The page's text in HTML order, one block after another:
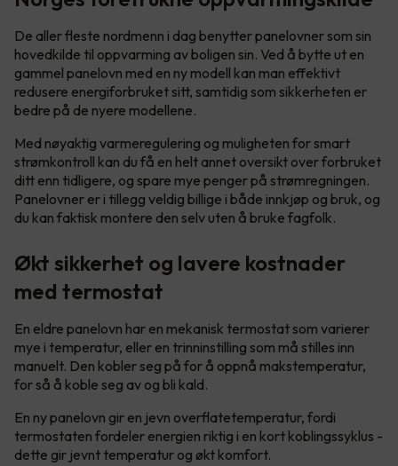
De aller fleste nordmenn i dag benytter panelovner som sin
hovedkilde til oppvarming av boligen sin. Ved å bytte ut en
gammel panelovn med en ny modell kan man effektivt
redusere energiforbruket sitt, samtidig som sikkerheten er
bedre på de nyere modellene.
Med nøyaktig varmeregulering og muligheten for smart
strømkontroll kan du få en helt annet oversikt over forbruket
ditt enn tidligere, og spare mye penger på strømregningen.
Panelovner er i tillegg veldig billige i både innkjøp og bruk, og
du kan faktisk montere den selv uten å bruke fagfolk.
Økt sikkerhet og lavere kostnader
med termostat
En eldre panelovn har en mekanisk termostat som varierer
mye i temperatur, eller en trinninstilling som må stilles inn
manuelt. Den kobler seg på for å oppnå makstemperatur,
for så å koble seg av og bli kald.
En ny panelovn gir en jevn overflatetemperatur, fordi
termostaten fordeler energien riktig i en kort koblingssyklus -
dette gir jevnt temperatur og økt komfort.